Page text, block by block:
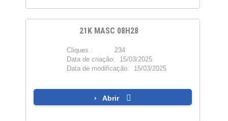
21K MASC 08H28
Cliques :
234
Data de criação:
15/03/2025
Data de modificação:
15/03/2025
Abrir